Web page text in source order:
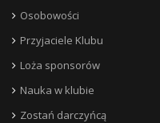
Osobowości
Przyjaciele Klubu
Loża sponsorów
Nauka w klubie
Zostań darczyńcą